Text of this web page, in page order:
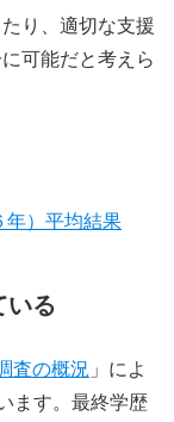
り、適切な支援
可能だと考えら
年）平均結果
いる
査の概況 」によ
ます。最終学歴